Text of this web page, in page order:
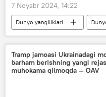
7 Noyabr 2024, 14:22
Dunyo yangiliklari
Siyosat
MDH
Vladimir Putin
Sergey
Sergey Lebedev
Tramp jamoasi Ukrainadagi
barham berishning yangi
muhokama qilmoqda — OAV